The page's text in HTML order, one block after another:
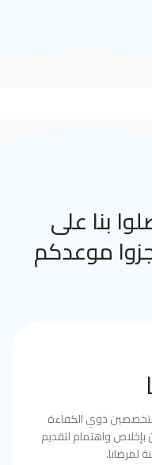
بنا على
أو احجزوا موعدكم
ذوي الكفاءة
بإخلاص واهتمام لتقديم
لمرضانا.